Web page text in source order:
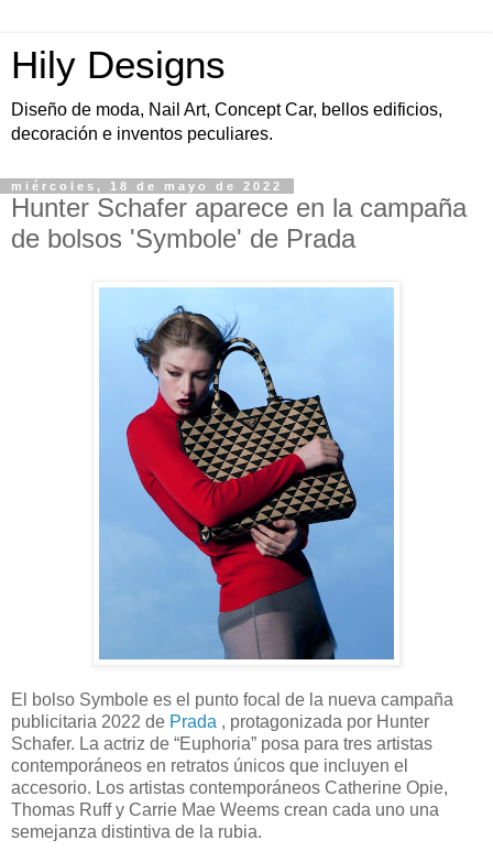
Hily Designs
Diseño de moda, Nail Art, Concept Car, bellos edificios,
decoración e inventos peculiares.
miércoles, 18 de mayo de 2022
Hunter Schafer aparece en la campaña
de bolsos 'Symbole' de Prada
El bolso Symbole es el punto focal de la nueva campaña
publicitaria 2022 de Prada , protagonizada por Hunter
Schafer. La actriz de “Euphoria” posa para tres artistas
contemporáneos en retratos únicos que incluyen el
accesorio. Los artistas contemporáneos Catherine Opie,
Thomas Ruff y Carrie Mae Weems crean cada uno una
semejanza distintiva de la rubia.